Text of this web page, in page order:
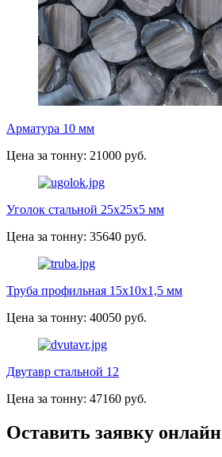
Арматура 10 мм
Цена за тонну: 21000 руб.
Уголок стальной 25х25х5 мм
Цена за тонну: 35640 руб.
Труба профильная 15х10х1,5 мм
Цена за тонну: 40050 руб.
Двутавр стальной 12
Цена за тонну: 47160 руб.
Оставить заявку онлайн